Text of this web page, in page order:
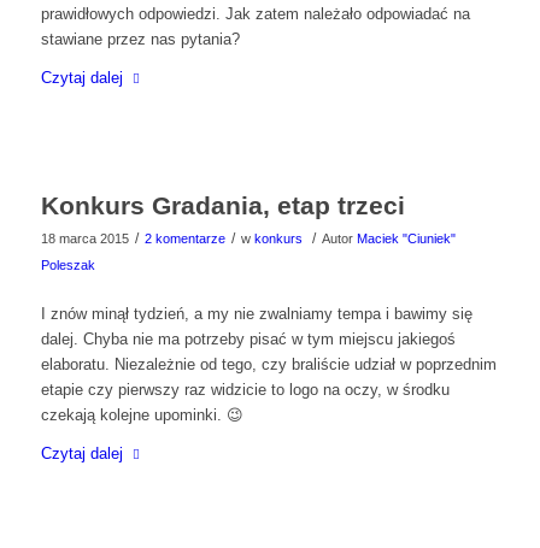
prawidłowych odpowiedzi. Jak zatem należało odpowiadać na
stawiane przez nas pytania?
Czytaj dalej
Konkurs Gradania, etap trzeci
18 marca 2015 / 2 komentarze / w konkurs / Autor Maciek "Ciuniek"
Poleszak
I znów minął tydzień, a my nie zwalniamy tempa i bawimy się
dalej. Chyba nie ma potrzeby pisać w tym miejscu jakiegoś
elaboratu. Niezależnie od tego, czy braliście udział w poprzednim
etapie czy pierwszy raz widzicie to logo na oczy, w środku
czekają kolejne upominki. 😉
Czytaj dalej